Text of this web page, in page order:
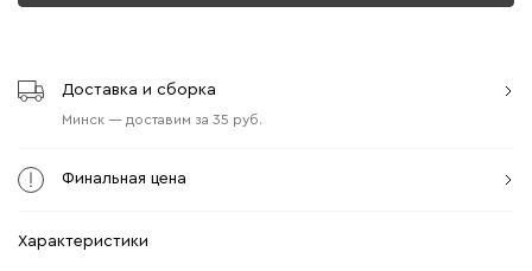
Доставка и сборка
Минск — доставим за 35
Финальная цена
Характеристики